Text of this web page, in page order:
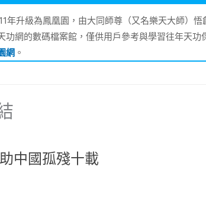
年升級為鳳凰園，由大同師尊（又名樂天大師）
功網的數碼檔案館，僅供用戶參考與學習往年天
網 。
中國孤殘十載